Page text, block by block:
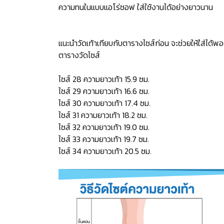
ความทนในแบบแอโร่ซอฟ ใส่ใช้งานได้อย่างยาวนาน
แนะนำวัดเท้าเทียบกับตารางไซส์ก่อน จะช่วยให้ใส่ได้พ
ตารางวัดไซส์
ไซส์ 28 ความยาวเท้า 15.9 ซม.
ไซส์ 29 ความยาวเท้า 16.6 ซม.
ไซส์ 30 ความยาวเท้า 17.4 ซม.
ไซส์ 31 ความยาวเท้า 18.2 ซม.
ไซส์ 32 ความยาวเท้า 19.0 ซม.
ไซส์ 33 ความยาวเท้า 19.7 ซม.
ไซส์ 34 ความยาวเท้า 20.5 ซม.